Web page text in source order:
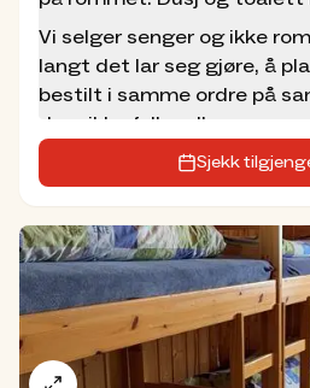
Vi selger senger og ikke
langt det lar seg gjøre, å
bestilt i samme ordre på
dere ikke fyller alle
andre bestille resterende
inkluderer treretters
og frokost med niste og
termos. Det er ikke tillatt
sovepose i våre senger. Ta
eller lakenpose, ev. lei dette
Sjekk